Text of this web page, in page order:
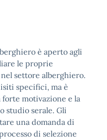
è aperto agli
le proprie
settore alberghiero.
specifici, ma è
motivazione e la
studio serale. Gli
una domanda di
di selezione